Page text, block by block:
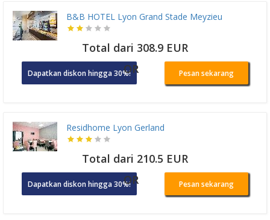
B&B HOTEL Lyon Grand Stade Meyzieu
Total dari 308.9 EUR
Dapatkan diskon hingga 30%!OR Pesan sekarang
Residhome Lyon Gerland
Total dari 210.5 EUR
Dapatkan diskon hingga 30%!OR Pesan sekarang